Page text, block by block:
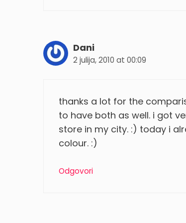
Dani
2 julija, 2010 at 00:09
thanks a lot for the
to have both as well. i got
store in my city. :) today i
colour. :)
Odgovori